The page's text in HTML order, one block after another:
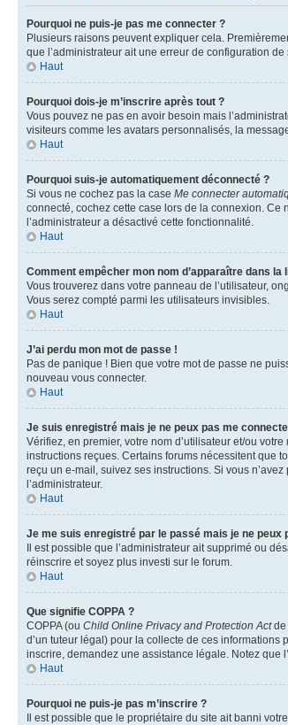
Pourquoi ne puis-je pas me connecter ?
Plusieurs raisons peuvent expliquer cela.
que l’administrateur ait une erreur de configuration
Haut
Pourquoi dois-je m’inscrire après tout ?
Vous pouvez ne pas en avoir besoin mais
visiteurs comme les avatars personnalisés, la
Haut
Pourquoi suis-je automatiquement déconnecté ?
Si vous ne cochez pas la case Me connecter
connecté, cochez cette case lors de la connexion. Ce
l’administrateur a désactivé cette fonctionnalité.
Haut
Comment empêcher mon nom d’apparaître dans
Vous trouverez dans votre panneau de l’utilisateur,
Vous serez compté parmi les utilisateurs invisibles.
Haut
J’ai perdu mon mot de passe !
Pas de panique ! Bien que votre mot de passe ne
nouveau vous connecter.
Haut
Je suis enregistré mais je ne peux pas me
Vérifiez, en premier, votre nom d’utilisateur et/ou
instructions reçues. Certains forums nécessitent que
reçu un e-mail, suivez ses instructions. Si vous
l’administrateur.
Haut
Je me suis enregistré par le passé mais je ne peux
Il est possible que l’administrateur ait supprimé ou
réinscrire et soyez plus investi sur le forum.
Haut
Que signifie COPPA ?
COPPA (ou Child Online Privacy and Protection Actde
d’un tuteur légal) pour la collecte de ces informations
inscrire, demandez une assistance légale. Notez que
Haut
Pourquoi ne puis-je pas m’inscrire ?
Il est possible que le propriétaire du site ait banni